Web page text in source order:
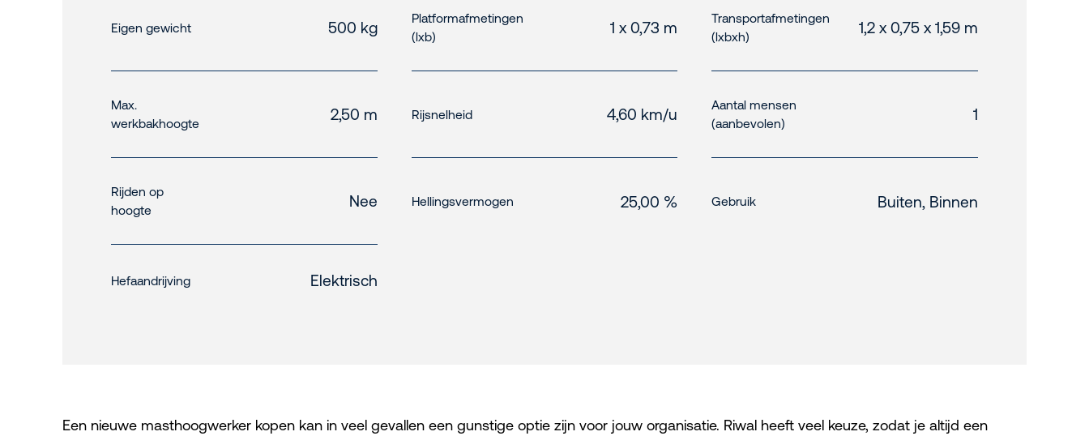
Eigen gewicht 500 kg
Platformafmetingen
(lxb)
1 x 0,73 m
Transportafmetingen
(lxbxh)
1,2 x 0,75 x 1,59 m
Max.
werkbakhoogte
2,50 m Rijsnelheid 4,60 km/u
Aantal mensen
(aanbevolen)
1
Rijden op
hoogte
Nee Hellingsvermogen 25,00 % Gebruik Buiten, Binnen
Hefaandrijving Elektrisch
Een nieuwe masthoogwerker kopen kan in veel gevallen een gunstige optie zijn voor jouw organisatie. Riwal heeft veel keuze, zodat je altijd een